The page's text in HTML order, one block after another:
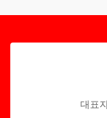
대표